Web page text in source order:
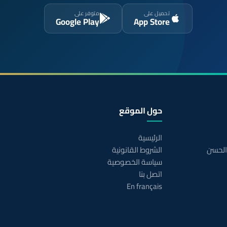
تحميل على
App Store
متوفر على
Google Play
حول الموقع
الرئيسية
الشروط القانونية
سياسة الخصوصية
اتصل بنا
En français